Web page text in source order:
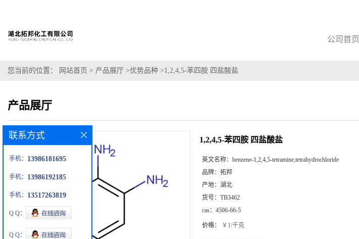
公司首页
您当前的位置： 网站首页 > 产品展厅 >优势品种 >1,2,4,5-苯四胺 四盐酸盐
产品展厅
1,2,4,5-苯四胺 四盐酸盐
英文名称： benzene-1,2,4,5-tetramine,tetrahydrochloride
品牌： 拓邦
产地： 湖北
货号： TB3462
cas： 4506-66-5
价格： ￥1/千克
联系方式
手机： 13986181695
手机： 13986192185
手机： 13517263819
Q Q：
Q Q：